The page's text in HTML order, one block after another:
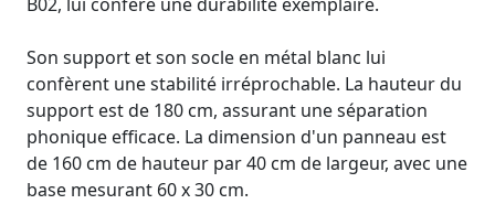
Son support et son socle en métal blanc lui
confèrent une stabilité irréprochable. La hauteur du
support est de 180 cm, assurant une séparation
phonique efficace. La dimension d'un panneau est
de 160 cm de hauteur par 40 cm de largeur, avec une
base mesurant 60 x 30 cm.